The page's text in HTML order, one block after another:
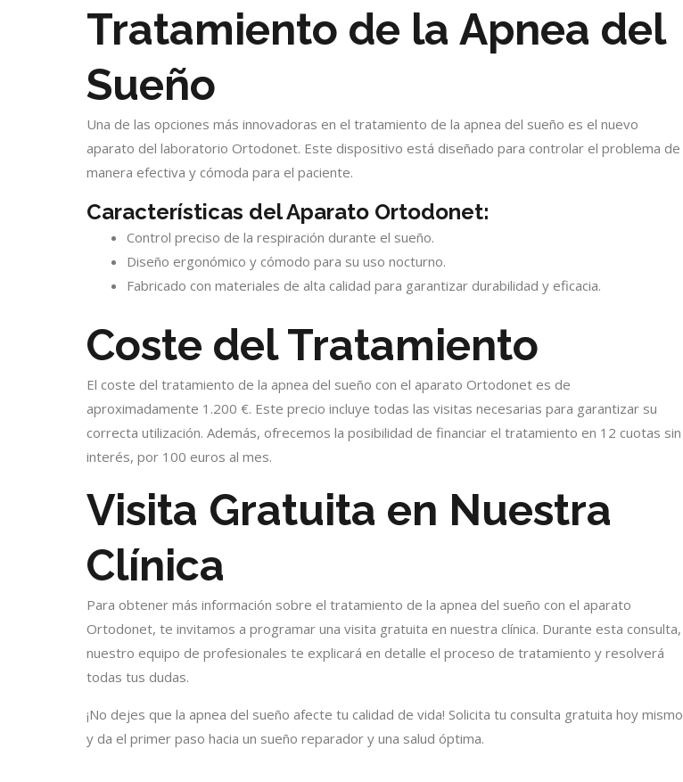
Tratamiento de la Apnea del
Sueño
Una de las opciones más innovadoras en el tratamiento de la apnea del sueño es el nuevo
aparato del laboratorio Ortodonet. Este dispositivo está diseñado para controlar el problema de
manera efectiva y cómoda para el paciente.
Características del Aparato Ortodonet:
Control preciso de la respiración durante el sueño.
Diseño ergonómico y cómodo para su uso nocturno.
Fabricado con materiales de alta calidad para garantizar durabilidad y eficacia.
Coste del Tratamiento
El coste del tratamiento de la apnea del sueño con el aparato Ortodonet es de
aproximadamente 1.200 €. Este precio incluye todas las visitas necesarias para garantizar su
correcta utilización. Además, ofrecemos la posibilidad de financiar el tratamiento en 12 cuotas sin
interés, por 100 euros al mes.
Visita Gratuita en Nuestra
Clínica
Para obtener más información sobre el tratamiento de la apnea del sueño con el aparato
Ortodonet, te invitamos a programar una visita gratuita en nuestra clínica. Durante esta consulta,
nuestro equipo de profesionales te explicará en detalle el proceso de tratamiento y resolverá
todas tus dudas.
¡No dejes que la apnea del sueño afecte tu calidad de vida! Solicita tu consulta gratuita hoy mismo
y da el primer paso hacia un sueño reparador y una salud óptima.